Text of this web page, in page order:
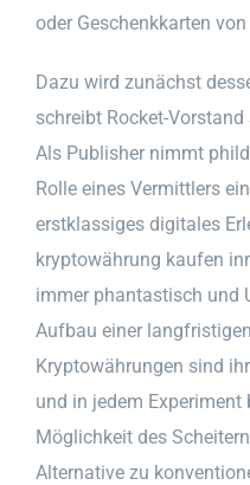
oder Geschenkkarten
Dazu wird zunächst
schreibt Rocket-
Als Publisher nimmt
Rolle eines Vermittlers
erstklassiges digitales
kryptowährung kaufen
immer phantastisch und
Aufbau einer
Kryptowährungen sind
und in jedem Experiment
Möglichkeit des
Alternative zu